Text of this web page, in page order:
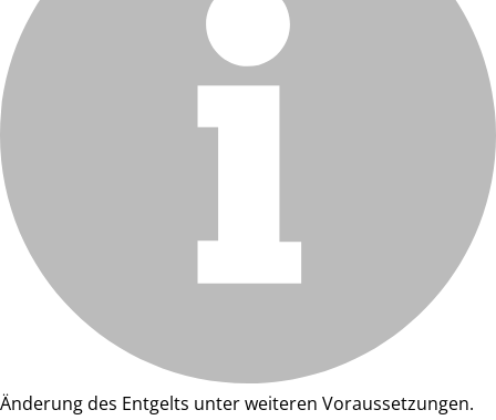
Änderung des Entgelts unter weiteren Voraussetzungen.